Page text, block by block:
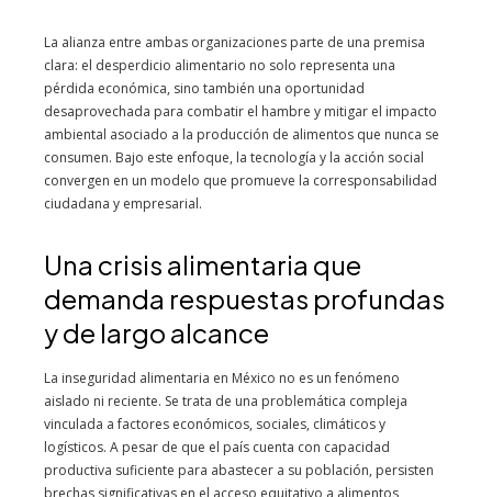
La alianza entre ambas organizaciones parte de una premisa
clara: el desperdicio alimentario no solo representa una
pérdida económica, sino también una oportunidad
desaprovechada para combatir el hambre y mitigar el impacto
ambiental asociado a la producción de alimentos que nunca se
consumen. Bajo este enfoque, la tecnología y la acción social
convergen en un modelo que promueve la corresponsabilidad
ciudadana y empresarial.
Una crisis alimentaria que
demanda respuestas profundas
y de largo alcance
La inseguridad alimentaria en México no es un fenómeno
aislado ni reciente. Se trata de una problemática compleja
vinculada a factores económicos, sociales, climáticos y
logísticos. A pesar de que el país cuenta con capacidad
productiva suficiente para abastecer a su población, persisten